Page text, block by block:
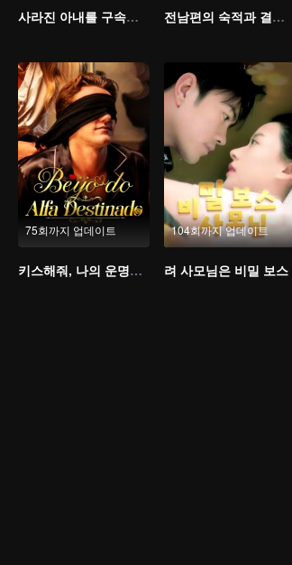
사라진 아내를 구속한다 전남편의 숙적과 결혼했다
75회까지 업데이트
키스해줘, 나의 운명적 연인
104회까지 업데이트
려 사모님은 비밀 보스